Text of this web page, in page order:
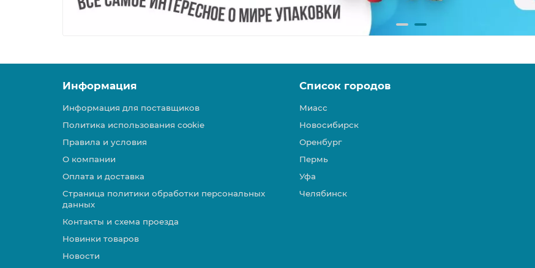
Информация
Информация для поставщиков
Политика использования cookie
Правила и условия
О компании
Оплата и доставка
Страница политики обработки персональных
данных
Контакты и схема проезда
Новинки товаров
Новости
Список городов
Миасс
Новосибирск
Оренбург
Пермь
Уфа
Челябинск